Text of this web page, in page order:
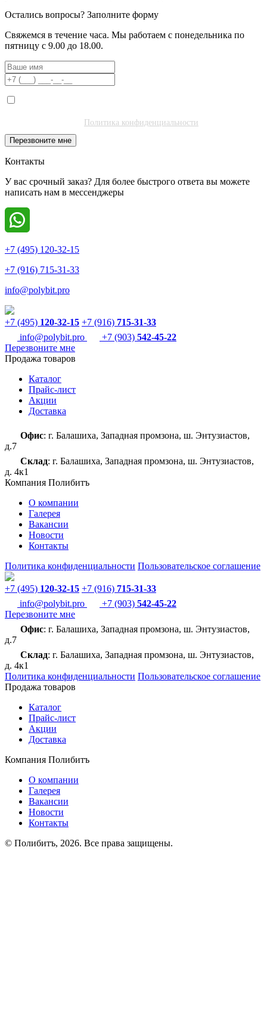
Остались вопросы? Заполните форму
Свяжемся в течение часа. Мы работаем с понедельника по
пятницу с 9.00 до 18.00.
Политика конфиденциальности
Перезвоните мне
Контакты
У вас срочный заказ? Для более быстрого ответа вы можете
написать нам в мессенджеры
+7 (495) 120-32-15
+7 (916) 715-31-33
info@polybit.pro
+7 (495) 120-32-15 +7 (916) 715-31-33
info@polybit.pro
+7 (903) 542-45-22
Перезвоните мне
Продажа товаров
Каталог
Прайс-лист
Акции
Доставка
Офис: г. Балашиха, Западная промзона, ш. Энтузиастов,
д.7
Склад: г. Балашиха, Западная промзона, ш. Энтузиастов,
д. 4к1
Компания Полибитъ
О компании
Галерея
Вакансии
Новости
Контакты
Политика конфиденциальности Пользовательское соглашение
+7 (495) 120-32-15 +7 (916) 715-31-33
info@polybit.pro
+7 (903) 542-45-22
Перезвоните мне
Офис: г. Балашиха, Западная промзона, ш. Энтузиастов,
д.7
Склад: г. Балашиха, Западная промзона, ш. Энтузиастов,
д. 4к1
Политика конфиденциальности Пользовательское соглашение
Продажа товаров
Каталог
Прайс-лист
Акции
Доставка
Компания Полибитъ
О компании
Галерея
Вакансии
Новости
Контакты
© Полибитъ, 2026. Все права защищены.